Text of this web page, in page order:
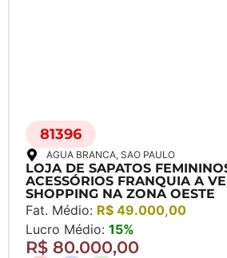
81396
AGUA BRANCA, SAO PAULO
LOJA DE SAPATOS
ACESSÓRIOS FRANQUIA A
SHOPPING NA ZONA OESTE
Fat. Médio: R$ 49.000,00
Lucro Médio: 15%
R$ 80.000,00